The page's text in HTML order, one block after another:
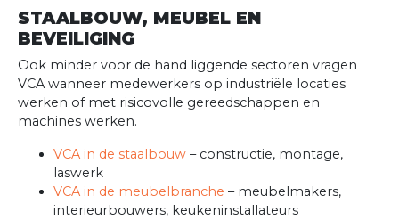
STAALBOUW, MEUBEL EN
BEVEILIGING
Ook minder voor de hand liggende sectoren vragen
VCA wanneer medewerkers op industriële locaties
werken of met risicovolle gereedschappen en
machines werken.
VCA in de staalbouw – constructie, montage,
laswerk
VCA in de meubelbranche – meubelmakers,
interieurbouwers, keukeninstallateurs